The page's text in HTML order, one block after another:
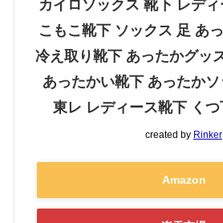
カイロソックス 靴下 レデ
こもこ靴下 ソックス 足 あ
冷え取り靴下 あったかグッ
あったかい靴下 あったか
東レ レディース靴下 く
created by Rinker
Amazon